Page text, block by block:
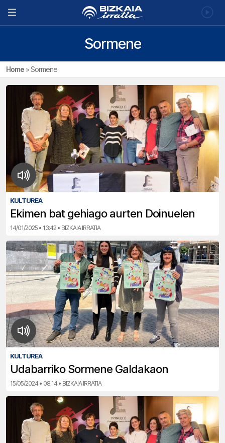
Sormene
Home »Sormene
KULTUREA
Ekimen bat gehiago aurten Doinuelen
14/01/2025 • 13:42 • BIZKAIA IRRATIA
KULTUREA
Udabarriko Sormene Galdakaon
15/05/2024 • 08:14 • BIZKAIA IRRATIA